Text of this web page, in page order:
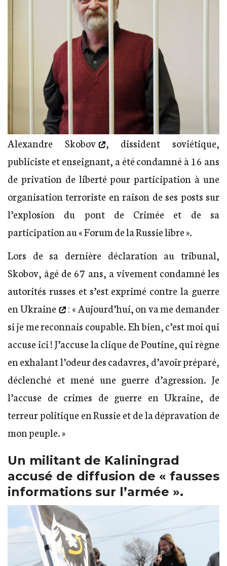
Alexandre Skobov
, dissident soviétique,
publiciste et enseignant, a été condamné à 16 ans
de privation de liberté pour participation à une
organisation terroriste en raison de ses posts sur
l’explosion du pont de Crimée et de sa
participation au « Forum de la Russie libre ».
Lors de sa dernière déclaration au tribunal,
Skobov, âgé de 67 ans, a vivement condamné les
autorités russes et s’est exprimé contre la guerre
en Ukraine
: « Aujourd’hui, on va me demander
si je me reconnais coupable. Eh bien, c’est moi qui
accuse ici ! J’accuse la clique de Poutine, qui règne
en exhalant l’odeur des cadavres, d’avoir préparé,
déclenché et mené une guerre d’agression. Je
l’accuse de crimes de guerre en Ukraine, de
terreur politique en Russie et de la dépravation de
mon peuple. »
Un militant de Kaliningrad
accusé de diffusion de « fausses
informations sur l’armée ».